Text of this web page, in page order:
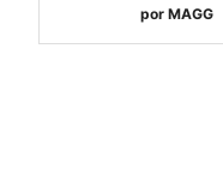
por MAGG